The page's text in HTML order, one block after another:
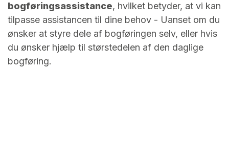
bogføringsassistance, hvilket betyder, at vi kan
tilpasse assistancen til dine behov - Uanset om du
ønsker at styre dele af bogføringen selv, eller hvis
du ønsker hjælp til størstedelen af den daglige
bogføring.